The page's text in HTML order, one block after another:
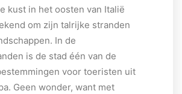
kust in het oosten van Italië
om zijn talrijke stranden
In de
is de stad één van de
voor toeristen uit
Geen wonder, want met